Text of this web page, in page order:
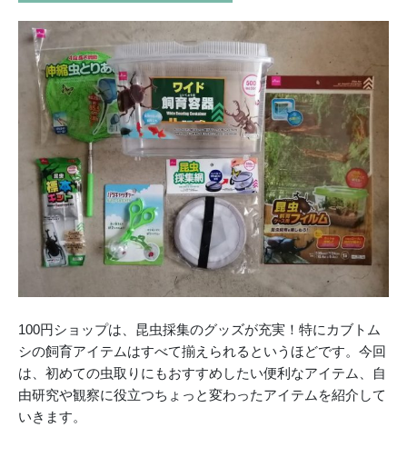
100円ショップは、昆虫採集のグッズが充実！特にカブトム
シの飼育アイテムはすべて揃えられるというほどです。今回
は、初めての虫取りにもおすすめしたい便利なアイテム、自
由研究や観察に役立つちょっと変わったアイテムを紹介して
いきます。